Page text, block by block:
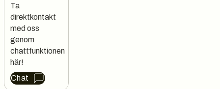
Ta
direktkontakt
med oss
genom
chattfunktionen
här!
Chat